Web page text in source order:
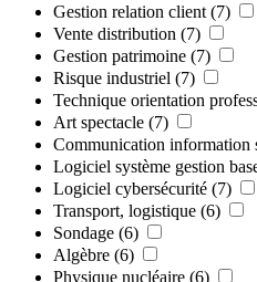
Gestion relation client (7)
Vente distribution (7)
Gestion patrimoine (7)
Risque industriel (7)
Technique orientation
Art spectacle (7)
Communication information
Logiciel système gestion
Logiciel cybersécurité (7)
Transport, logistique (6)
Sondage (6)
Algèbre (6)
Physique nucléaire (6)